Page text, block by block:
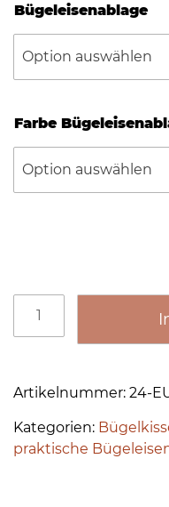
Bügeleisenablage
Farbe
-
a
m
lt
r
n
Artikelnummer: 24-
Kategorien:
praktische